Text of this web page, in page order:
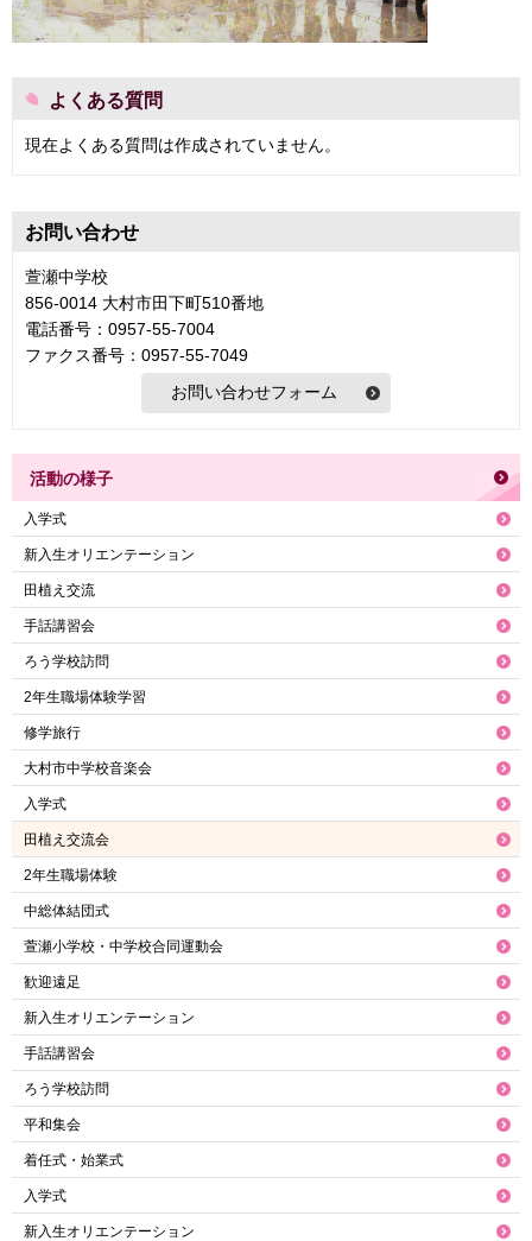
よくある質問
現在よくある質問は作成されていません。
お問い合わせ
萱瀬中学校
856-0014 大村市田下町510番地
電話番号：0957-55-7004
ファクス番号：0957-55-7049
活動の様子
入学式
新入生オリエンテーション
田植え交流
手話講習会
ろう学校訪問
2年生職場体験学習
修学旅行
大村市中学校音楽会
入学式
田植え交流会
2年生職場体験
中総体結団式
萱瀬小学校・中学校合同運動会
歓迎遠足
新入生オリエンテーション
手話講習会
ろう学校訪問
平和集会
着任式・始業式
入学式
新入生オリエンテーション